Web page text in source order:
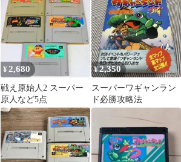
¥2,680
戦え原始人2 スーパー
原人など5点
¥2,350
スーパーワギャンラン
ド必勝攻略法